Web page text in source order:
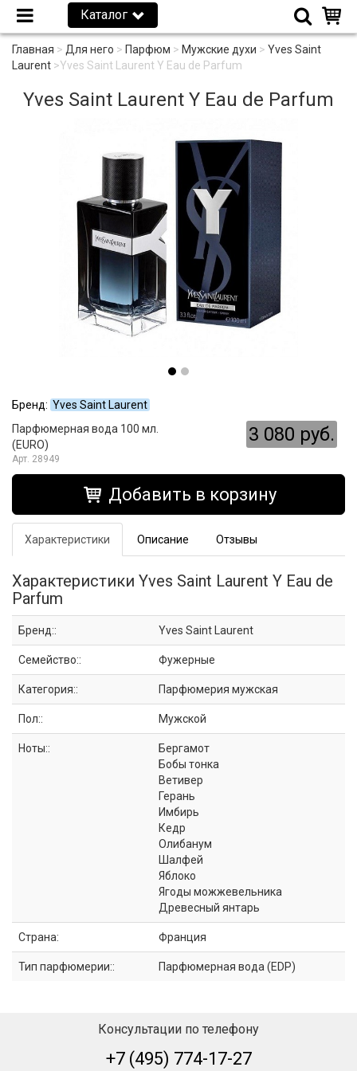
Каталог
Главная > Для него > Парфюм > Мужские духи > Yves Saint
Laurent >Yves Saint Laurent Y Eau de Parfum
Yves Saint Laurent Y Eau de Parfum
Бренд: Yves Saint Laurent
Парфюмерная вода 100 мл.
(EURO)
28949
3 080 руб.
Добавить в корзину
Характеристики Описание Отзывы
Характеристики Yves Saint Laurent Y Eau de
Parfum
Бренд:: Yves Saint Laurent
Семейство:: Фужерные
Категория:: Парфюмерия мужская
Пол:: Мужской
Ноты::
Бергамот
Бобы тонка
Ветивер
Герань
Имбирь
Кедр
Олибанум
Шалфей
Яблоко
Ягоды можжевельника
Древесный янтарь
Страна: Франция
Тип парфюмерии:: Парфюмерная вода (EDP)
Консультации по телефону
+7 (495) 774-17-27